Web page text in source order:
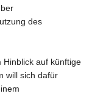
des
Hinblick auf künftige
will sich dafür